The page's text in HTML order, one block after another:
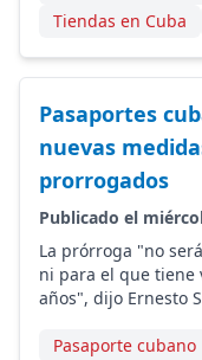
Tiendas en Cuba
Pasaportes
nuevas
prorrogados
Publicado el
La prórroga "no
ni para el que tiene
años", dijo Ernesto
Pasaporte cubano